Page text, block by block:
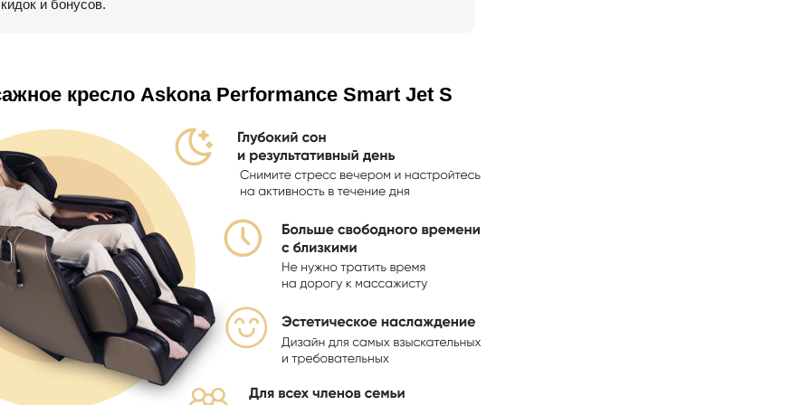
и бонусов.
кресло Askona Performance Smart Jet S